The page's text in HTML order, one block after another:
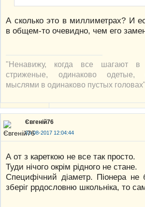
А сколько это в миллиметрах? И
в общем-то очевидно, чем его
"Ненавижу, когда все шагают в
стриженые, одинаково одетые,
мыслями в одинаково пустых
Євгеній76
03-08-2017 12:04:44
А от з кареткою не все так просто.
Туди нічого окрім рідного не стане.
Специфічний діаметр. Піонера
зберіг ррдословню школьніка, то